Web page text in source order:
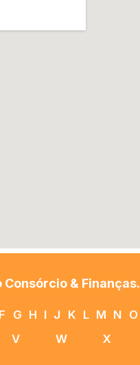
& Finanças.
F G H I J K L M N O
V W X